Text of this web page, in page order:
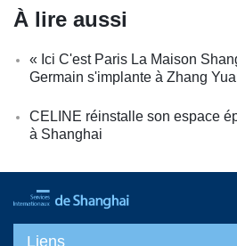
À lire aussi
« Ici C'est Paris La Maison
Germain s'implante à Zhang
CELINE réinstalle son espace
à Shanghai
Liens